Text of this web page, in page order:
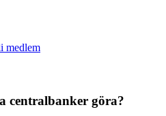
medlem
centralbanker göra?